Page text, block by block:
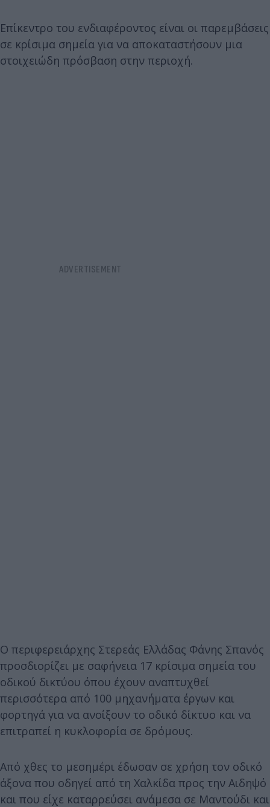
Επίκεντρο του ενδιαφέροντος είναι οι παρεμβάσεις
σε κρίσιμα σημεία για να αποκαταστήσουν μια
στοιχειώδη πρόσβαση στην περιοχή.
Ο περιφερειάρχης Στερεάς Ελλάδας Φάνης Σπανός
προσδιορίζει με σαφήνεια 17 κρίσιμα σημεία του
οδικού δικτύου όπου έχουν αναπτυχθεί
περισσότερα από 100 μηχανήματα έργων και
φορτηγά για να ανοίξουν το οδικό δίκτυο και να
επιτραπεί η κυκλοφορία σε δρόμους.
Από χθες το μεσημέρι έδωσαν σε χρήση τον οδικό
άξονα που οδηγεί από τη Χαλκίδα προς την Αιδηψό
και που είχε καταρρεύσει ανάμεσα σε Μαντούδι και